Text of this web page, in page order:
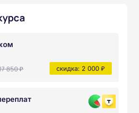
850 ₽ скидка: 2 000 ₽